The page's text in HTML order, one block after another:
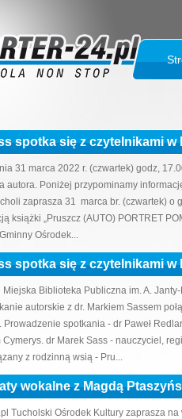
spotka się z czytelnikami w
31 marca 2022 r. (czwartek) godz,
autora. Poniżej przypominamy
zaprasza 31 marca br. (czwartek)
książki „Pruszcz (AUTO) PORTRET
Ośrodek...
spotka się z czytelnikami w
Biblioteka Publiczna im. A.
autorskie z dr. Markiem Sassem
Prowadzenie spotkania - dr Paweł
Cymerys. dr Marek Sass - nauczyciel,
z rodzinną wsią - Pru...
wokalne z Magdą
Tucholski Ośrodek Kultury zaprasza